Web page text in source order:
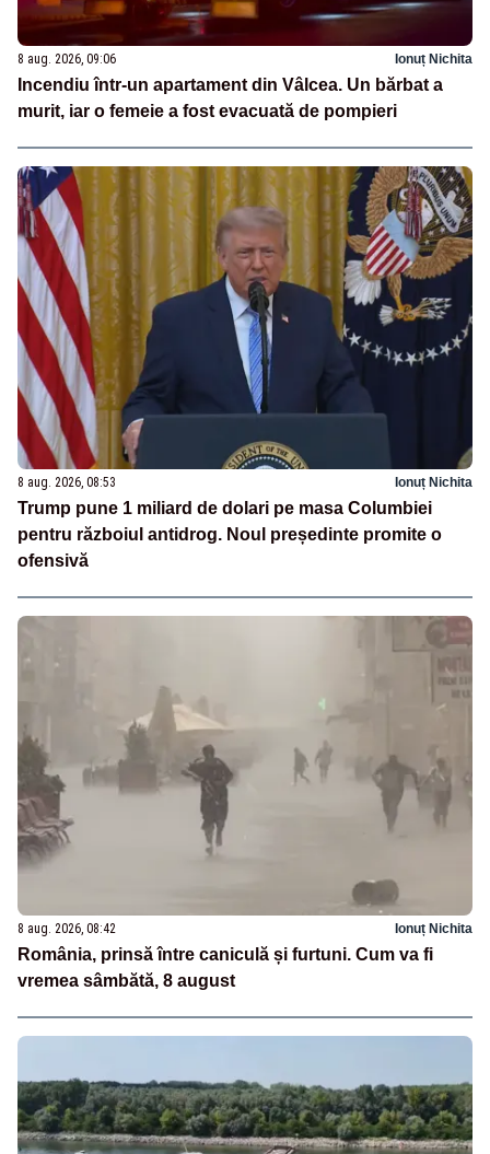
8 aug. 2026, 09:06 Ionuț Nichita
Incendiu într-un apartament din Vâlcea. Un bărbat a
murit, iar o femeie a fost evacuată de pompieri
8 aug. 2026, 08:53 Ionuț Nichita
Trump pune 1 miliard de dolari pe masa Columbiei
pentru războiul antidrog. Noul președinte promite o
ofensivă
8 aug. 2026, 08:42 Ionuț Nichita
România, prinsă între caniculă și furtuni. Cum va fi
vremea sâmbătă, 8 august